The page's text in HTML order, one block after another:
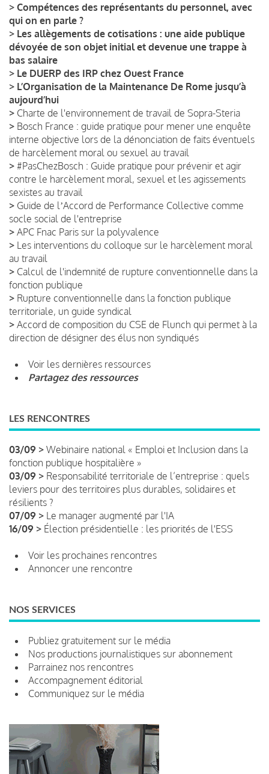
> Compétences des représentants du personnel, avec
qui on en parle ?
> Les allègements de cotisations : une aide publique
dévoyée de son objet initial et devenue une trappe à
bas salaire
> Le DUERP des IRP chez Ouest France
> L’Organisation de la Maintenance De Rome jusqu’à
aujourd’hui
> Charte de l'environnement de travail de Sopra-Steria
> Bosch France : guide pratique pour mener une enquête
interne objective lors de la dénonciation de faits éventuels
de harcèlement moral ou sexuel au travail
> #PasChezBosch : Guide pratique pour prévenir et agir
contre le harcèlement moral, sexuel et les agissements
sexistes au travail
> Guide de lʼAccord de Performance Collective comme
socle social de l'entreprise
> APC Fnac Paris sur la polyvalence
> Les interventions du colloque sur le harcèlement moral
au travail
> Calcul de l'indemnité de rupture conventionnelle dans la
fonction publique
> Rupture conventionnelle dans la fonction publique
territoriale, un guide syndical
> Accord de composition du CSE de Flunch qui permet à la
direction de désigner des élus non syndiqués
Voir les dernières ressources
Partagez des ressources
LES RENCONTRES
03/09 > Webinaire national « Emploi et Inclusion dans la
fonction publique hospitalière »
03/09 > Responsabilité territoriale de l’entreprise : quels
leviers pour des territoires plus durables, solidaires et
résilients ?
07/09 > Le manager augmenté par l'IA
16/09 > Élection présidentielle : les priorités de l'ESS
Voir les prochaines rencontres
Annoncer une rencontre
NOS SERVICES
Publiez gratuitement sur le média
Nos productions journalistiques sur abonnement
Parrainez nos rencontres
Accompagnement éditorial
Communiquez sur le média